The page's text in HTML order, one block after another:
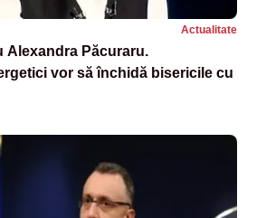
Actualitate
Alexandra Păcuraru.
vor să închidă bisericile cu